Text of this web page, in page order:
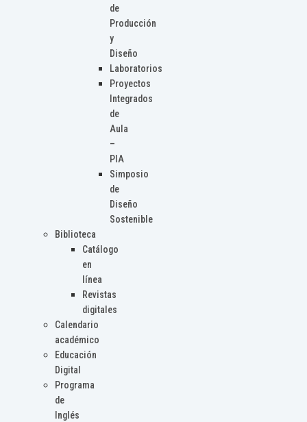
de
Producción
y
Diseño
Laboratorios
Proyectos
Integrados
de
Aula
–
PIA
Simposio
de
Diseño
Sostenible
Biblioteca
Catálogo
en
línea
Revistas
digitales
Calendario
académico
Educación
Digital
Programa
de
Inglés